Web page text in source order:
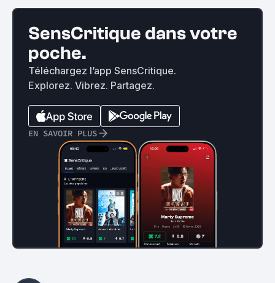
SensCritique dans votre
poche.
Téléchargez l’app SensCritique.
Explorez. Vibrez. Partagez.
EN SAVOIR PLUS